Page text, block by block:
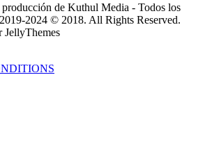
de Kuthul Media - Todos los
2024 © 2018. All Rights Reserved.
JellyThemes